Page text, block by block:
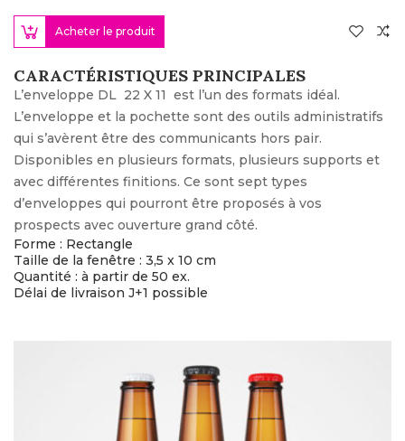
Acheter le produit
CARACTÉRISTIQUES PRINCIPALES
L’enveloppe DL 22 X 11 est l’un des formats idéal.
L’enveloppe et la pochette sont des outils administratifs
qui s’avèrent être des communicants hors pair.
Disponibles en plusieurs formats, plusieurs supports et
avec différentes finitions. Ce sont sept types
d’enveloppes qui pourront être proposés à vos
prospects avec ouverture grand côté.
Forme : Rectangle
Taille de la fenêtre : 3,5 x 10 cm
Quantité : à partir de 50 ex.
Délai de livraison J+1 possible